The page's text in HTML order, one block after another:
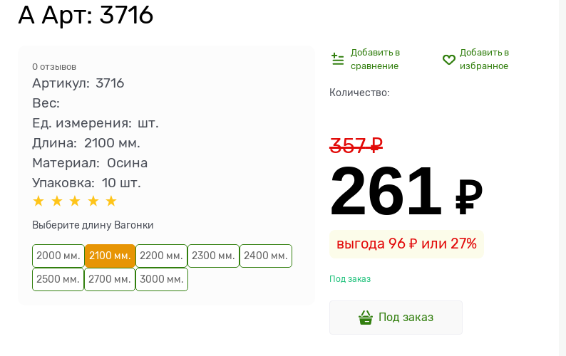
А Арт: 3716
0 отзывов
Артикул: 3716
Вес:
Ед. измерения: шт.
Длина: 2100 мм.
Материал: Осина
Упаковка: 10 шт.
Выберите длину Вагонки
2000 мм. 2100 мм. 2200 мм. 2300 мм. 2400 мм.
2500 мм. 2700 мм. 3000 мм.
Добавить в
сравнение
Добавить в
избранное
Количество:
357 ₽
261 ₽
выгода 96 ₽ или 27%
Под заказ
Под заказ